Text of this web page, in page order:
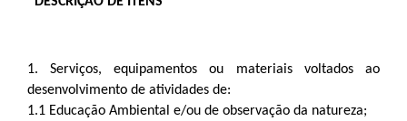
1. Serviços, equipamentos ou materiais voltados ao
desenvolvimento de atividades de:
1.1 Educação Ambiental e/ou de observação da natureza;